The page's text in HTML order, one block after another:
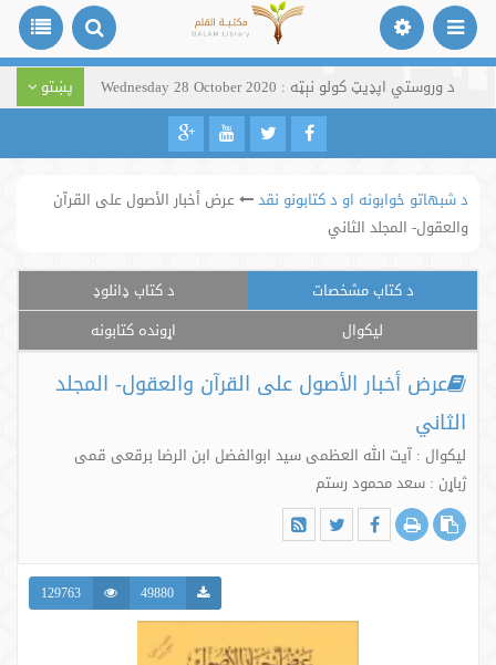
د وروستي اپډیټ کولو نېټه : Wednesday 28 October 2020 پښتو
د شبهاتو ځوابونه او د کتابونو نقد
عرض أخبار الأصول على القرآن
والعقول- المجلد الثاني
د کتاب مشخصات
د کتاب ډانلوډ
لیکوال
اړونده کتابونه
عرض أخبار الأصول على القرآن والعقول- المجلد
الثاني
لیکوال : آیت الله العظمی سید ابوالفضل ابن الرضا برقعی قمی
ژباړن : سعد محمود رستم
49880
129763